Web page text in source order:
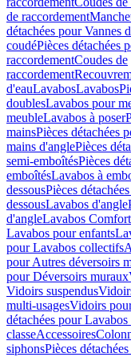
de raccordement
détachées pour Vannes
coudéPièces détachées
raccordementCoudes de
raccordement
d'eauLavabosLavabos
doublesLavabos pour
meubleLavabos à poser
mainsPièces détachées
mains d'anglePièces
semi-emboîtésPièces
emboîtésLavabos à
dessousPièces
dessousLavabos d'angle
d'angleLavabos Comfort
Lavabos pour enfants
pour Lavabos collectifs
pour Autres déversoirs
pour Déversoirs muraux
Vidoirs suspendus
multi-usagesVidoirs
détachées pour
classeAccessoires
siphonsPièces